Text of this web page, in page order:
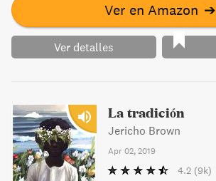
Ver en Amazon ➔
Ver detalles
La tradición
Jericho Brown
Apr 02, 2019
4.2 (9k)